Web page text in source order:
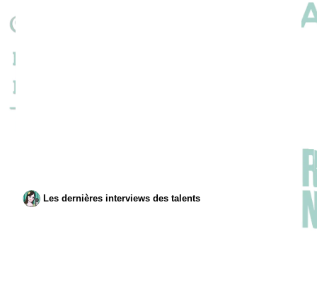
Les dernières interviews des talents